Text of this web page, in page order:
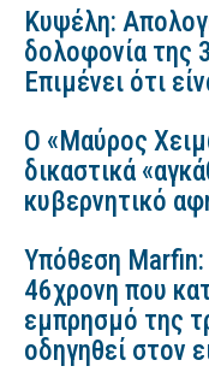
Κυψέλη:
δολοφονία της
Επιμένει ότι
Ο «Μαύρος
δικαστικά
κυβερνητικό
Υπόθεση
46χρονη που
εμπρησμό της
οδηγηθεί στον